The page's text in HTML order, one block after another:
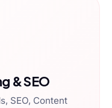
& SEO
SEO, Content